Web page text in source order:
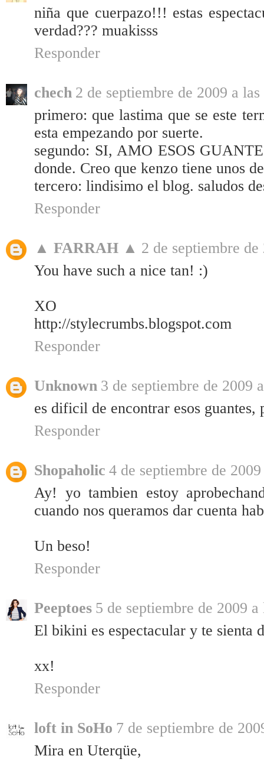
niña que cuerpazo!!! estas
verdad??? muakisss
Responder
chech 2 de septiembre de 2009 a
primero: que lastima que se este
esta empezando por suerte.
segundo: SI, AMO ESOS
donde. Creo que kenzo tiene unos
tercero: lindisimo el blog. saludos
Responder
▲ FARRAH ▲ 2 de septiembre
You have such a nice tan! :)
XO
http://stylecrumbs.blogspot.com
Responder
Unknown 3 de septiembre de 2009
es dificil de encontrar esos guantes,
Responder
Shopaholic 4 de septiembre de
Ay! yo tambien estoy
cuando nos queramos dar cuenta
Un beso!
Responder
Peeptoes 5 de septiembre de 2009 a
El bikini es espectacular y te sienta
xx!
Responder
loft in SoHo 7 de septiembre de
Mira en Uterqüe,